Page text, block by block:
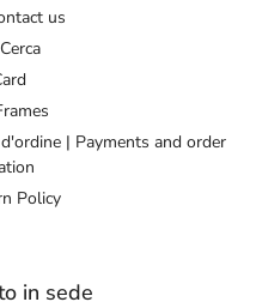
us
| Payments and order
Policy
in sede